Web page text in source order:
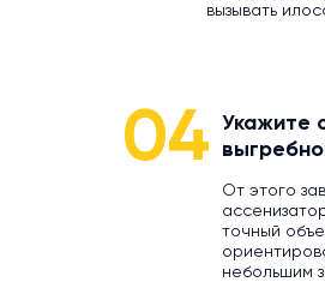
вызывать
04
Укажите
От этого
точный
небольшим